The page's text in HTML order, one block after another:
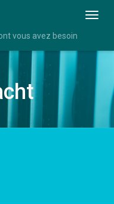
vous avez besoin